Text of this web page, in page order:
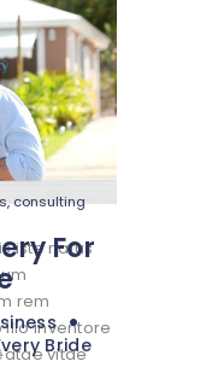
,consulting
For
Bride
iste natus
rem
inventore
vitae